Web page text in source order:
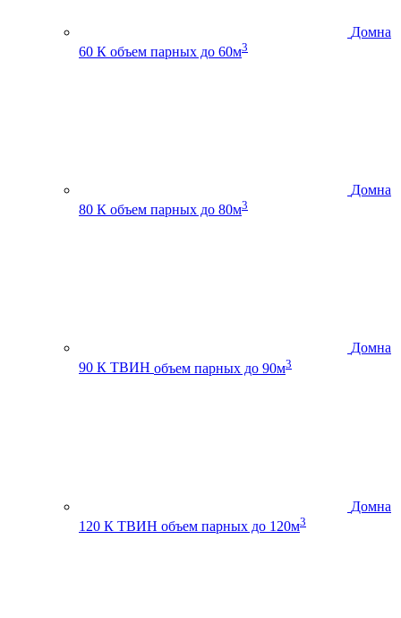
Домна
60 К объем парных до 60м3
Домна
80 К объем парных до 80м3
Домна
90 К ТВИН объем парных до 90м3
Домна
120 К ТВИН объем парных до 120м3